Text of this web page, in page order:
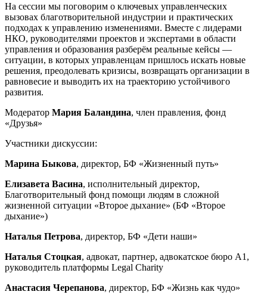
На сессии мы поговорим о ключевых управленческих
вызовах благотворительной индустрии и практических
подходах к управлению изменениями. Вместе с лидерами
НКО, руководителями проектов и экспертами в области
управления и образования разберём реальные кейсы —
ситуации, в которых управленцам пришлось искать новые
решения, преодолевать кризисы, возвращать организации в
равновесие и выводить их на траекторию устойчивого
развития.
Модератор Мария Баландина, член правления, фонд
«Друзья»
Участники дискуссии:
Марина Быкова, директор, БФ «Жизненный путь»
Елизавета Васина, исполнительный директор,
Благотворительный фонд помощи людям в сложной
жизненной ситуации «Второе дыхание» (БФ «Второе
дыхание»)
Наталья Петрова, директор, БФ «Дети наши»
Наталья Стоцкая, адвокат, партнер, адвокатское бюро А1,
руководитель платформы Legal Charity
Анастасия Черепанова, директор, БФ «Жизнь как чудо»